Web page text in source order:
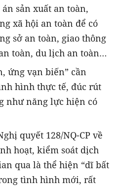
sản xuất an toàn,
xã hội an toàn để có
sở an toàn, giao thông
toàn, du lịch an toàn…
ứng vạn biến” cần
hình thực tế, đúc rút
như năng lực hiện có
quyết 128/NQ-CP về
hoạt, kiểm soát dịch
qua là thể hiện “dĩ bất
tình hình mới, rất